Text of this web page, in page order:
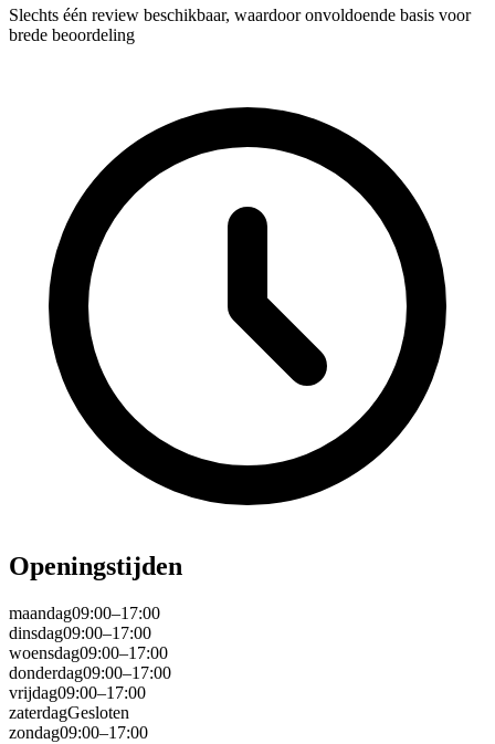
Slechts één review beschikbaar, waardoor onvoldoende basis voor
brede beoordeling
Openingstijden
maandag09:00–17:00
dinsdag09:00–17:00
woensdag09:00–17:00
donderdag09:00–17:00
vrijdag09:00–17:00
zaterdagGesloten
zondag09:00–17:00